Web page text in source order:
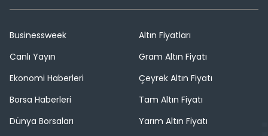
Businessweek
Canlı Yayın
Ekonomi Haberleri
Borsa Haberleri
Dünya Borsaları
Altın Fiyatları
Gram Altın Fiyatı
Çeyrek Altın Fiyatı
Tam Altın Fiyatı
Yarım Altın Fiyatı